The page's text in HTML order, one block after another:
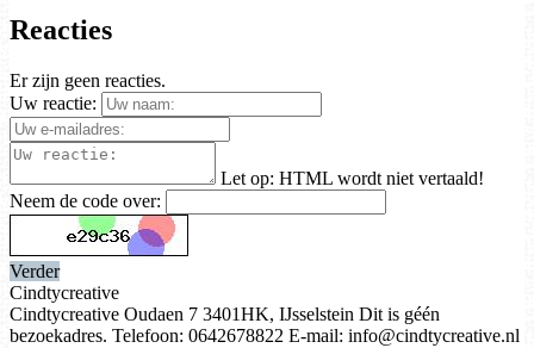
Reacties
Er zijn geen reacties.
Uw reactie:
Let op: HTML wordt niet vertaald!
Neem de code over:
Verder
Cindtycreative
Cindtycreative Oudaen 7 3401HK, IJsselstein Dit is géén
bezoekadres. Telefoon: 0642678822 E-mail: info@cindtycreative.nl